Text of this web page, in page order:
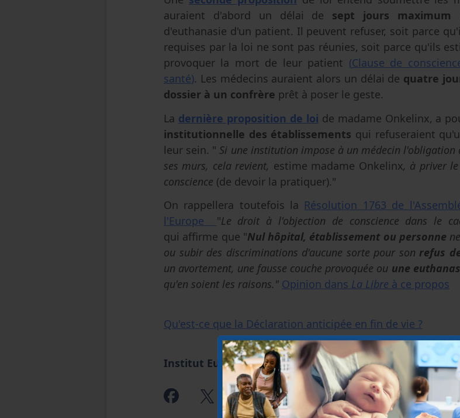
auraient d'abord un délai de sept jours maximum
d'euthanasie d'un patient. Il peuvent refuser, soit parce
requises par la loi ne sont pas réunies, soit parce qu'ils
provoquer la mort de leur patient (Clause de
santé). Les médecins auraient alors un délai de quatre
dossier à un confrère prêt à poser le geste.
La dernière proposition de loi de madame Onkelinx, a
institutionnelle des établissements qui refuseraient
leur sein. "Si une institution impose à un médecin l'obligation
ses murs, cela revient, estime madame Onkelinx, à priver
conscience (de devoir la pratiquer)."
On rappellera toutefois la Résolution 1763 de
l'Europe "Le droit à l'objection de conscience dans le
qui affirme que "Nul hôpital, établissement ou personne
ou subir des discriminations d'aucune sorte pour son refus
un avortement, une fausse couche provoquée ou une
qu'en soient les raisons." Opinion dans La Libre à ce propos
Qu'est-ce que la Déclaration anticipée en fin de vie ?
Institut Européen de Bioéthique|1 mars 2016